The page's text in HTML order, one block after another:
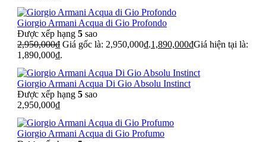
Giorgio Armani Acqua di Gio Profondo
Được xếp hạng 5 sao
2,950,000₫ Giá gốc là: 2,950,000₫.1,890,000₫Giá hiện tại là:
1,890,000₫.
Giorgio Armani Acqua Di Gio Absolu Instinct
Được xếp hạng 5 sao
2,950,000₫
Giorgio Armani Acqua di Gio Profumo